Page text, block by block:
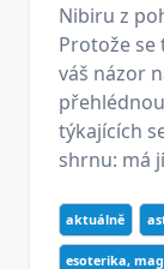
Nibiru z
Protože se
váš názor
týkajících
shrnu: má
aktuálně
esoterika,